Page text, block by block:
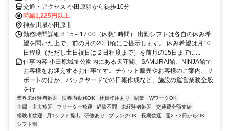
交通・アクセス 小田原駅から徒歩10分
時給1,225円以上
神奈川県小田原市
勤務時間詳細 8:15～17:00（休憩1時間） 出勤シフトは各自の休み希
望を聞いた上で、前の月の20日頃にご提示します。 休み希望は月10
日程度（ただし土日祝日は２日程度まで）を前月の15日までに...
仕事内容 小田原城址公園内にある天守閣、SAMURAI館、NINJA館で
お客様をお迎えするお仕事です。チケット販売やお客様のご案内、サ
ポートのほか、バックヤードでの日報作成など、施設の運営業務全般
を行...
業界未経験者歓迎 扶養内勤務OK 社員登用あり
副業・WワークOK
主婦・主夫歓迎
フリーター歓迎 経験不問 未経験者歓迎
交通費全額支給
経験者歓迎
月1シフト提出 研修あり ブランクOK 長期歓迎
週2・3日からOK
シフト制